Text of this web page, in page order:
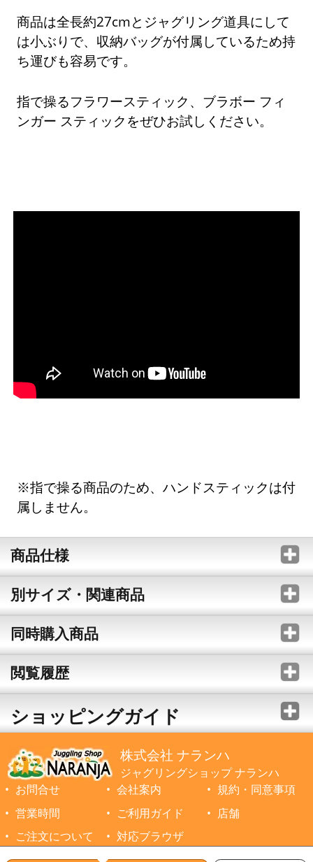
商品は全長約27cmとジャグリング道具にして
は小ぶりで、収納バッグが付属しているため持
ち運びも容易です。
指で操るフラワースティック、ブラボー フィ
ンガー スティックをぜひお試しください。
※指で操る商品のため、ハンドスティックは付
属しません。
商品仕様
別サイズ・関連商品
同時購入商品
閲覧履歴
ショッピングガイド
株式会社 ナランハ
ジャグリングショップ ナランハ
お問合せ
会社案内
規約・同意事項
営業時間
ご利用ガイド
店舗
ご注文について
対応ブラウザ
©1999-2026 NARANJA Inc. All Rights Reserved.